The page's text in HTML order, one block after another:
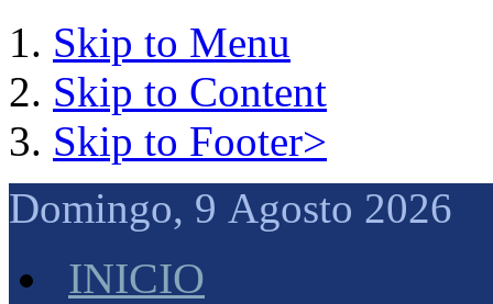
Skip to Menu
Skip to Content
Skip to Footer>
Domingo, 9 Agosto 2026
INICIO